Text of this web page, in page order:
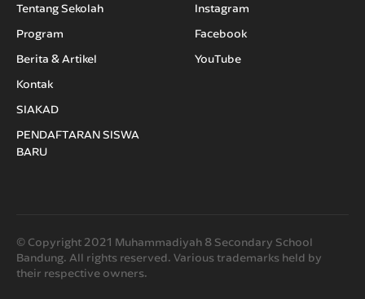
Tentang Sekolah
Program
Berita & Artikel
Kontak
SIAKAD
PENDAFTARAN SISWA
BARU
Instagram
Facebook
YouTube
© Copyright 2021 Muhammadiyah 8 Secondary School
Bandung. All rights reserved. Various trademarks held by
their respective owners.